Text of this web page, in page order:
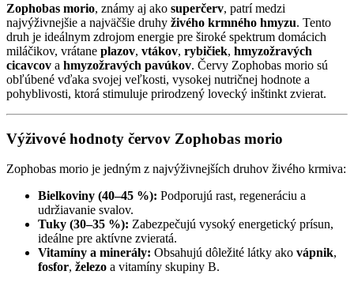
Zophobas morio, známy aj ako superčerv, patrí medzi
najvýživnejšie a najväčšie druhy živého krmného hmyzu. Tento
druh je ideálnym zdrojom energie pre široké spektrum domácich
miláčikov, vrátane plazov, vtákov, rybičiek, hmyzožravých
cicavcov a hmyzožravých pavúkov. Červy Zophobas morio sú
obľúbené vďaka svojej veľkosti, vysokej nutričnej hodnote a
pohyblivosti, ktorá stimuluje prirodzený lovecký inštinkt zvierat.
Výživové hodnoty červov Zophobas morio
Zophobas morio je jedným z najvýživnejších druhov živého krmiva:
Bielkoviny (40–45 %): Podporujú rast, regeneráciu a
udržiavanie svalov.
Tuky (30–35 %): Zabezpečujú vysoký energetický prísun,
ideálne pre aktívne zvieratá.
Vitamíny a minerály: Obsahujú dôležité látky ako vápnik,
fosfor, železo a vitamíny skupiny B.